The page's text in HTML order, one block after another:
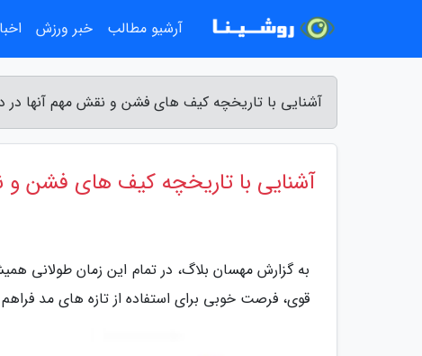
آشنایی با تاریخچه کیف های فشن و نقش مهم آنها در
آشنایی با تاریخچه کیف های فشن و
به گزارش مهسان بلاگ، در تمام این زمان طولانی
قوی، فرصت خوبی برای استفاده از تازه های مد
آرشیو مطالب خبر ورزش